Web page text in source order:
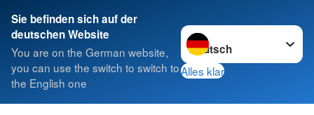
Sie befinden sich auf der
deutschen Website
You are on the German website,
you can use the switch to switch to
the English one
Sprache wechseln zu
Alles klar